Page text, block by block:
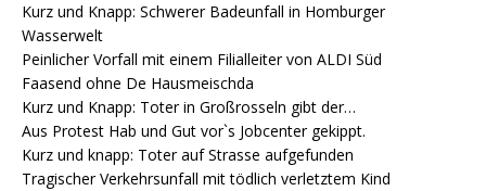
Kurz und Knapp: Schwerer Badeunfall in Homburger
Wasserwelt
Peinlicher Vorfall mit einem Filialleiter von ALDI Süd
Faasend ohne De Hausmeischda
Kurz und Knapp: Toter in Großrosseln gibt der…
Aus Protest Hab und Gut vor`s Jobcenter gekippt.
Kurz und knapp: Toter auf Strasse aufgefunden
Tragischer Verkehrsunfall mit tödlich verletztem Kind